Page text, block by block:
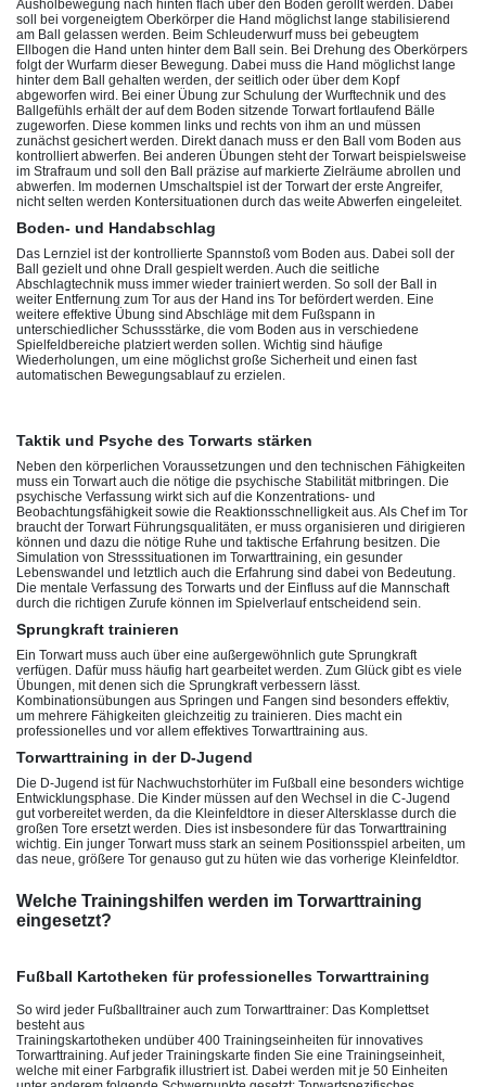
Ausholbewegung nach hinten flach über den Boden gerollt werden. Dabei
soll bei vorgeneigtem Oberkörper die Hand möglichst lange stabilisierend
am Ball gelassen werden. Beim Schleuderwurf muss bei gebeugtem
Ellbogen die Hand unten hinter dem Ball sein. Bei Drehung des Oberkörpers
folgt der Wurfarm dieser Bewegung. Dabei muss die Hand möglichst lange
hinter dem Ball gehalten werden, der seitlich oder über dem Kopf
abgeworfen wird. Bei einer Übung zur Schulung der Wurftechnik und des
Ballgefühls erhält der auf dem Boden sitzende Torwart fortlaufend Bälle
zugeworfen. Diese kommen links und rechts von ihm an und müssen
zunächst gesichert werden. Direkt danach muss er den Ball vom Boden aus
kontrolliert abwerfen. Bei anderen Übungen steht der Torwart beispielsweise
im Strafraum und soll den Ball präzise auf markierte Zielräume abrollen und
abwerfen. Im modernen Umschaltspiel ist der Torwart der erste Angreifer,
nicht selten werden Kontersituationen durch das weite Abwerfen eingeleitet.
Boden- und Handabschlag
Das Lernziel ist der kontrollierte Spannstoß vom Boden aus. Dabei soll der
Ball gezielt und ohne Drall gespielt werden. Auch die seitliche
Abschlagtechnik muss immer wieder trainiert werden. So soll der Ball in
weiter Entfernung zum Tor aus der Hand ins Tor befördert werden. Eine
weitere effektive Übung sind Abschläge mit dem Fußspann in
unterschiedlicher Schussstärke, die vom Boden aus in verschiedene
Spielfeldbereiche platziert werden sollen. Wichtig sind häufige
Wiederholungen, um eine möglichst große Sicherheit und einen fast
automatischen Bewegungsablauf zu erzielen.
Taktik und Psyche des Torwarts stärken
Neben den körperlichen Voraussetzungen und den technischen Fähigkeiten
muss ein Torwart auch die nötige die psychische Stabilität mitbringen. Die
psychische Verfassung wirkt sich auf die Konzentrations- und
Beobachtungsfähigkeit sowie die Reaktionsschnelligkeit aus. Als Chef im Tor
braucht der Torwart Führungsqualitäten, er muss organisieren und dirigieren
können und dazu die nötige Ruhe und taktische Erfahrung besitzen. Die
Simulation von Stresssituationen im Torwarttraining, ein gesunder
Lebenswandel und letztlich auch die Erfahrung sind dabei von Bedeutung.
Die mentale Verfassung des Torwarts und der Einfluss auf die Mannschaft
durch die richtigen Zurufe können im Spielverlauf entscheidend sein.
Sprungkraft trainieren
Ein Torwart muss auch über eine außergewöhnlich gute Sprungkraft
verfügen. Dafür muss häufig hart gearbeitet werden. Zum Glück gibt es viele
Übungen, mit denen sich die Sprungkraft verbessern lässt.
Kombinationsübungen aus Springen und Fangen sind besonders effektiv,
um mehrere Fähigkeiten gleichzeitig zu trainieren. Dies macht ein
professionelles und vor allem effektives Torwarttraining aus.
Torwarttraining in der D-Jugend
Die D-Jugend ist für Nachwuchstorhüter im Fußball eine besonders wichtige
Entwicklungsphase. Die Kinder müssen auf den Wechsel in die C-Jugend
gut vorbereitet werden, da die Kleinfeldtore in dieser Altersklasse durch die
großen Tore ersetzt werden. Dies ist insbesondere für das Torwarttraining
wichtig. Ein junger Torwart muss stark an seinem Positionsspiel arbeiten, um
das neue, größere Tor genauso gut zu hüten wie das vorherige Kleinfeldtor.
Welche Trainingshilfen werden im Torwarttraining
eingesetzt?
Fußball Kartotheken für professionelles Torwarttraining
So wird jeder Fußballtrainer auch zum Torwarttrainer: Das Komplettset
besteht aus
Trainingskartotheken undüber 400 Trainingseinheiten für innovatives
Torwarttraining. Auf jeder Trainingskarte finden Sie eine Trainingseinheit,
welche mit einer Farbgrafik illustriert ist. Dabei werden mit je 50 Einheiten